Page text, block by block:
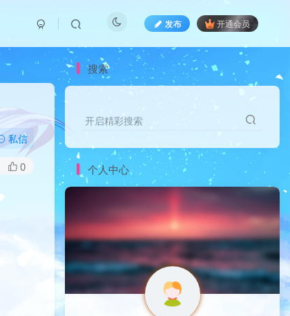
发布 开通会员
私信
0
搜索
开启精彩搜索
个人中心